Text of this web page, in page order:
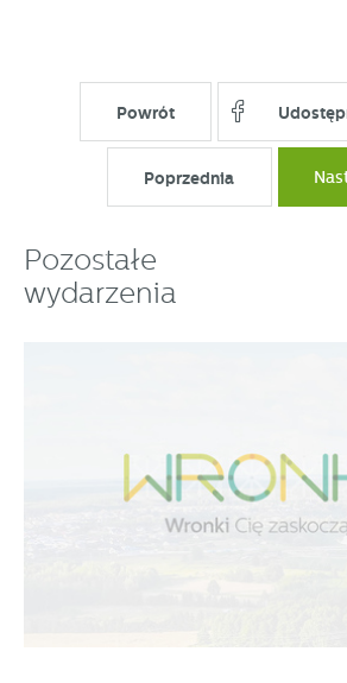
Powrót
Poprzednia
Pozostałe
wydarzenia